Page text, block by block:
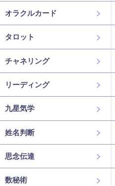
オラクルカード
タロット
チャネリング
リーディング
九星気学
姓名判断
思念伝達
数秘術